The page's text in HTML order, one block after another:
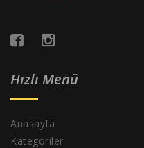
Hızlı Menü
Anasayfa
Kategoriler